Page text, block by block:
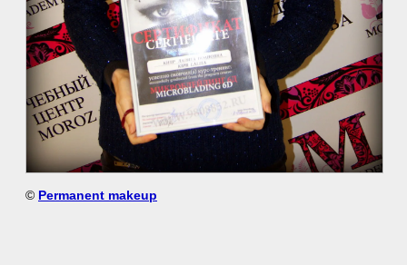
© Permanent makeup